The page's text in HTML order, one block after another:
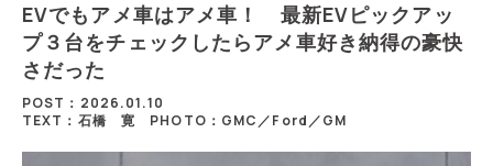
EVでもアメ車はアメ車！ 最新EVピックアッ
プ３台をチェックしたらアメ車好き納得の豪快
さだった
POST：2026.01.10
TEXT：石橋 寛
PHOTO：GMC／Ford／GM